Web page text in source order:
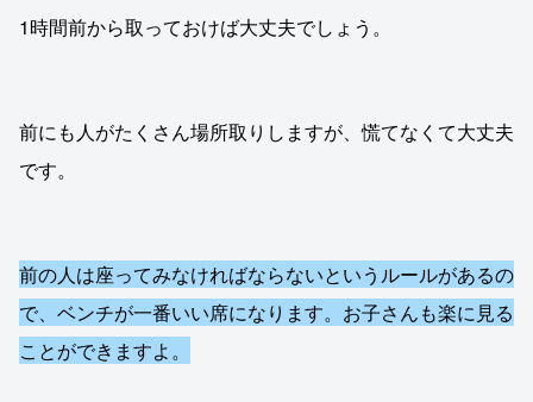
1時間前から取っておけば大丈夫でしょう。
前にも人がたくさん場所取りしますが、慌てなくて大丈夫
です。
前の人は座ってみなければならないというルールがあるの
で、ベンチが一番いい席になります。お子さんも楽に見る
ことができますよ。